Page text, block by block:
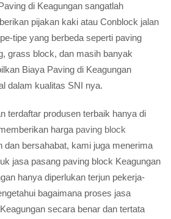
di Keagungan sangatlah
pijakan kaki atau Conblock jalan
tipe yang berbeda seperti paving
grass block, dan masih banyak
Biaya Paving di Keagungan
dalam kualitas SNI nya.
terdaftar produsen terbaik hanya di
harga paving block
dan bersahabat, kami juga menerima
jasa pasang paving block Keagungan
hanya diperlukan terjun pekerja-
bagaimana proses jasa
secara benar dan tertata